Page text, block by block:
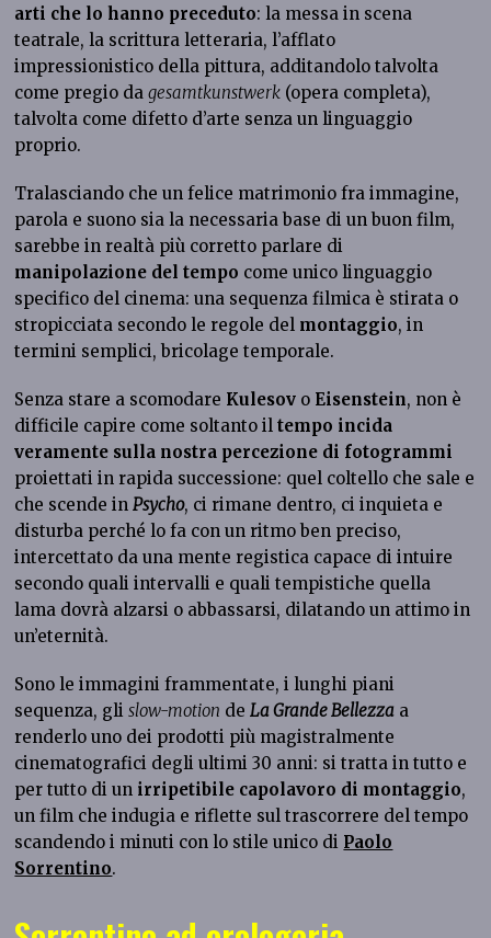
arti che lo hanno preceduto: la messa in scena
teatrale, la scrittura letteraria, l’afflato
impressionistico della pittura, additandolo talvolta
come pregio dagesamtkunstwerk (opera completa),
talvolta come difetto d’arte senza un linguaggio
proprio.
Tralasciando che un felice matrimonio fra immagine,
parola e suono sia la necessaria base di un buon film,
sarebbe in realtà più corretto parlare di
manipolazione del tempo come unico linguaggio
specifico del cinema: una sequenza filmica è stirata o
stropicciata secondo le regole del montaggio, in
termini semplici, bricolage temporale.
Senza stare a scomodare Kulesov o Eisenstein, non è
difficile capire come soltanto iltempo incida
veramente sulla nostra percezione di fotogrammi
proiettati in rapida successione: quel coltello che sale e
che scende inPsycho, ci rimane dentro, ci inquieta e
disturba perché lo fa con un ritmo ben preciso,
intercettato da una mente registica capace di intuire
secondo quali intervalli e quali tempistiche quella
lama dovrà alzarsi o abbassarsi, dilatando un attimo in
un’eternità.
Sono le immagini frammentate, i lunghi piani
sequenza, glislow-motion deLa Grande Bellezza a
renderlo uno dei prodotti più magistralmente
cinematografici degli ultimi 30 anni: si tratta in tutto e
per tutto di un irripetibile capolavoro di montaggio,
un film che indugia e riflette sul trascorrere del tempo
scandendo i minuti con lo stile unico di Paolo
Sorrentino.